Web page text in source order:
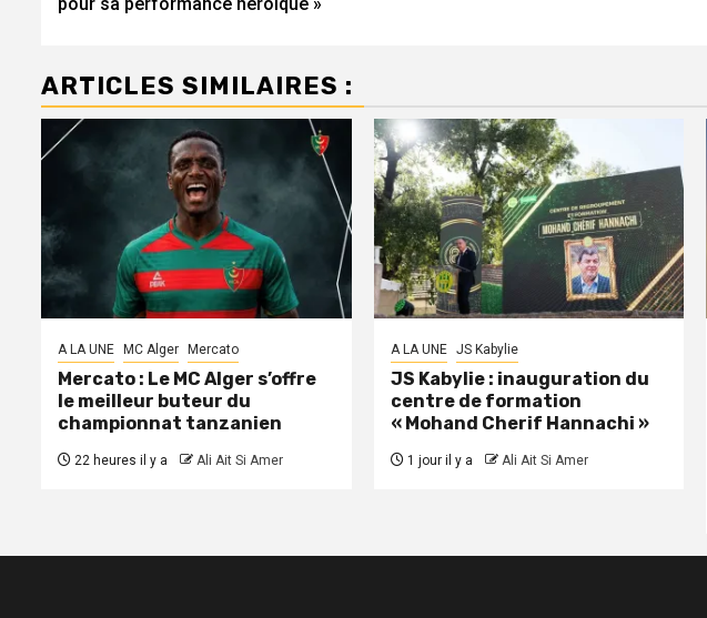
ARTICLES SIMILAIRES :
A LA UNE MC Alger Mercato
Mercato : Le MC Alger s’offre
le meilleur buteur du
championnat tanzanien
22 heures il y a Ali Ait Si Amer
A LA UNE JS Kabylie
JS Kabylie : inauguration du
centre de formation
« Mohand Cherif Hannachi »
1 jour il y a Ali Ait Si Amer